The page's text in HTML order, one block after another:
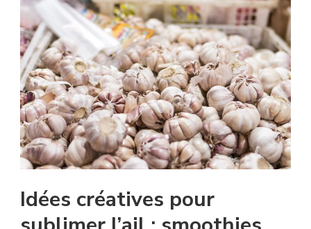
Idées créatives pour